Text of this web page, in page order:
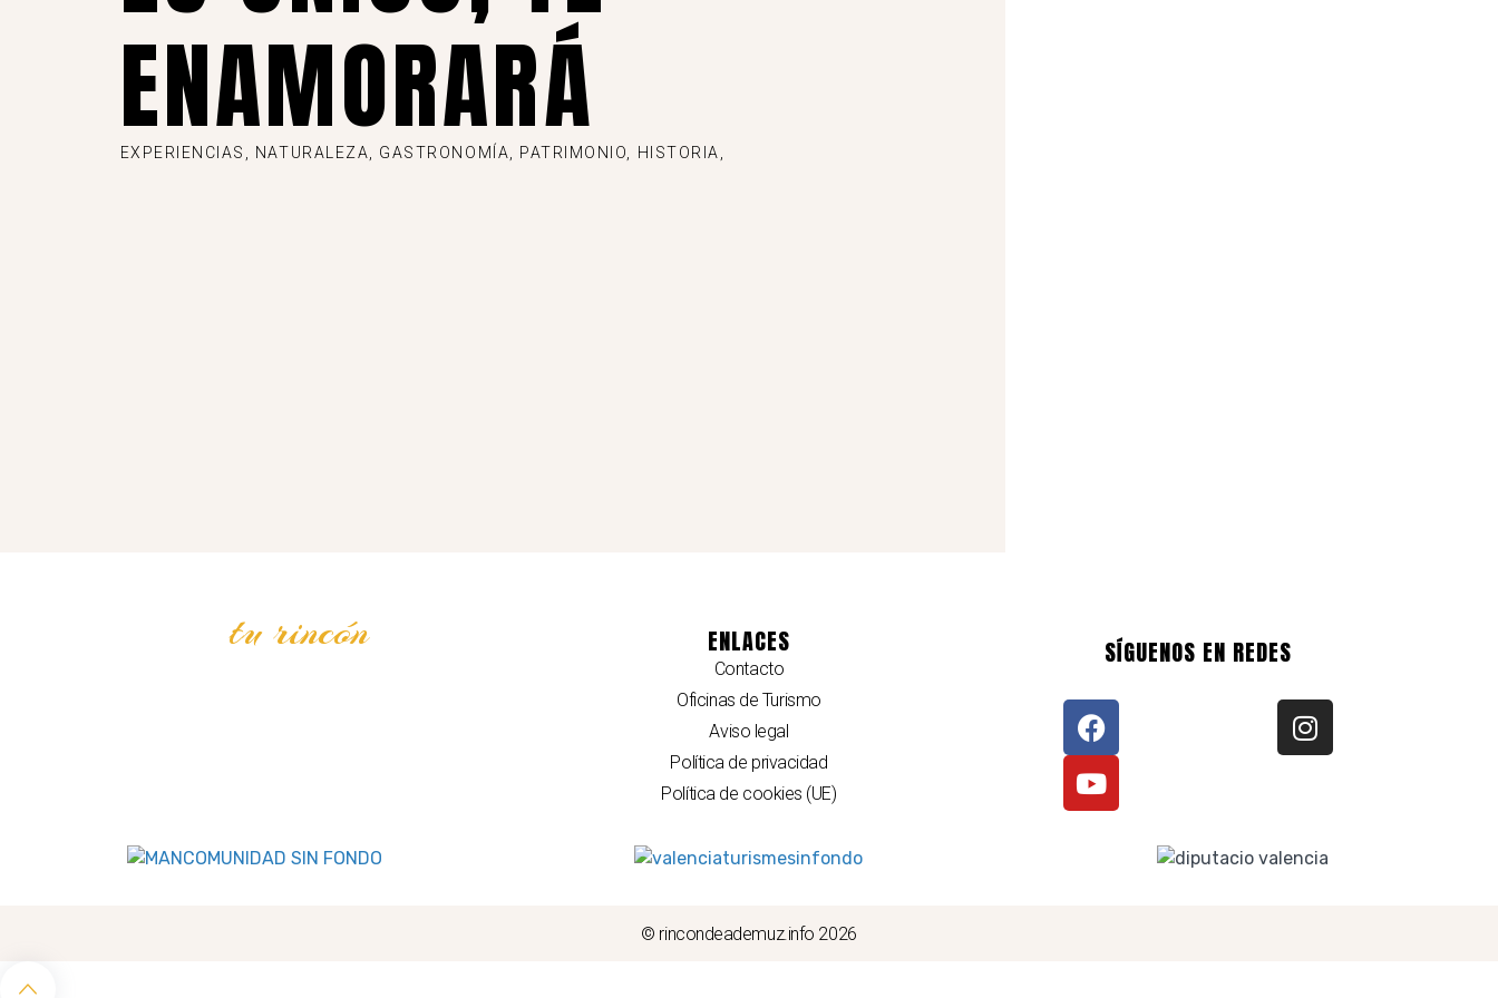
ENAMORARÁ
EXPERIENCIAS, NATURALEZA, GASTRONOMÍA, PATRIMONIO, HISTORIA,
tu rincón ENLACES
Contacto
Oficinas de Turismo
Aviso legal
Política de privacidad
Política de cookies (UE)
SÍGUENOS EN REDES
© rincondeademuz.info 2026